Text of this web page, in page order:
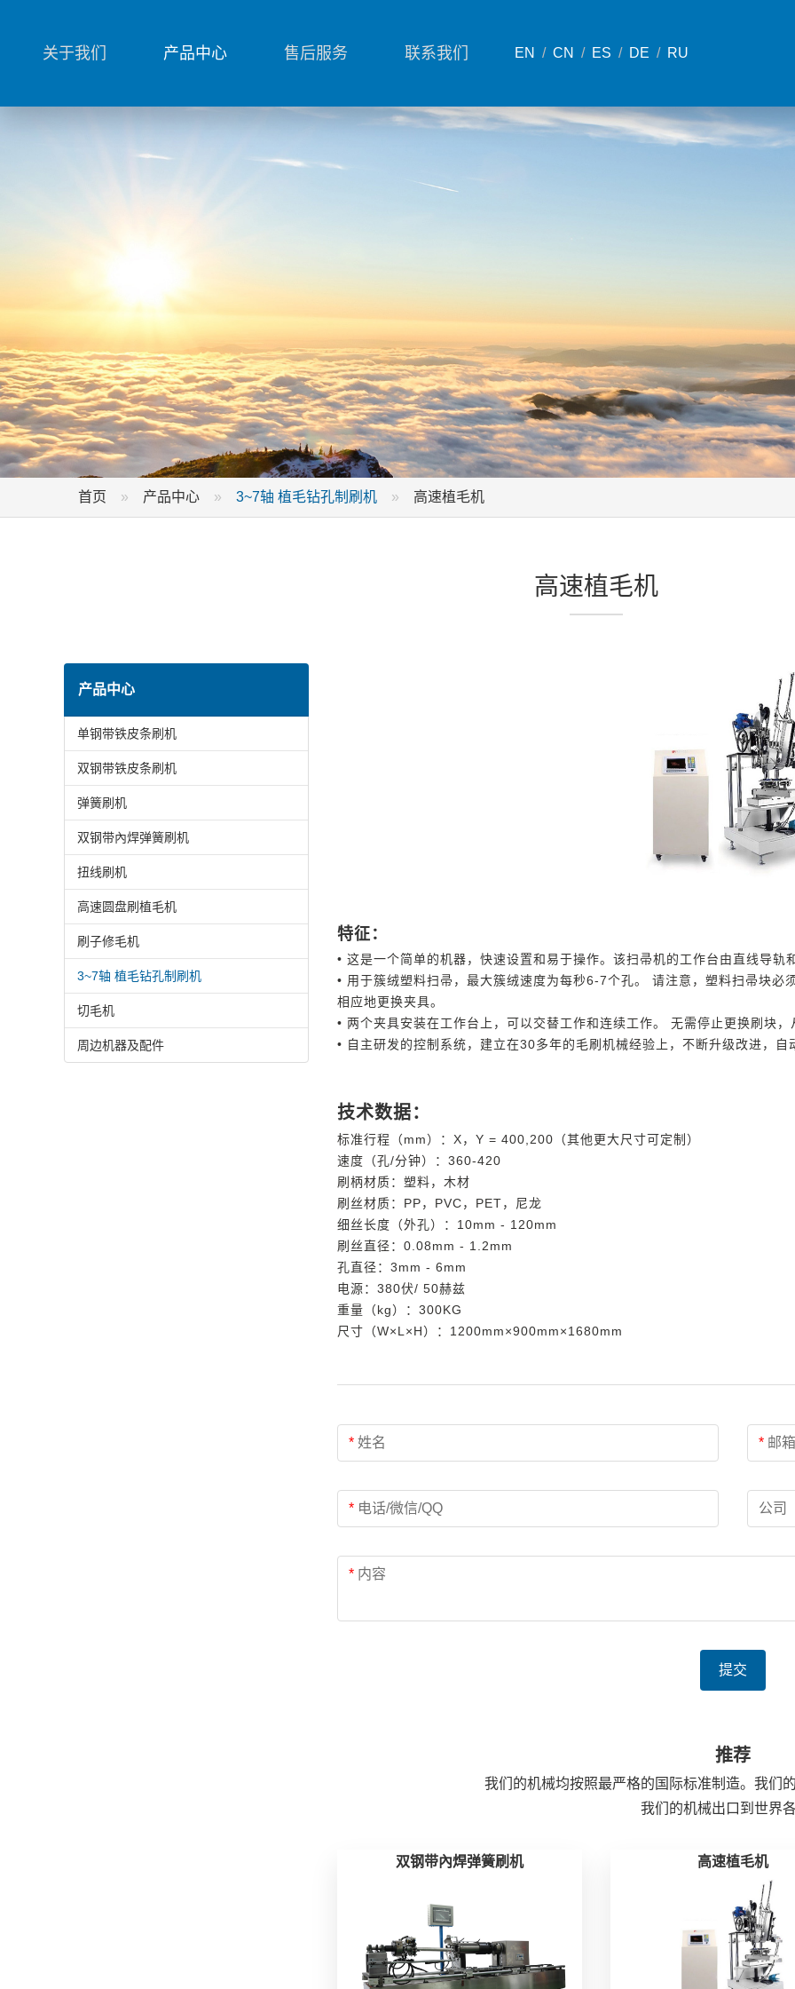
EN / CN / ES / DE / RU
关于我们 产品中心 售后服务 联系我们
首页 产品中心 3~7轴 植毛钻孔制刷机 高速植毛机
高速植毛机
产品中心
单钢带铁皮条刷机
双钢带铁皮条刷机
弹簧刷机
双钢带內焊弹簧刷机
扭线刷机
高速圆盘刷植毛机
刷子修毛机
3~7轴 植毛钻孔制刷机
切毛机
周边机器及配件
特征：
• 这是一个简单的机器，快速设置和易于操作。该扫帚机的工作台由直线导
• 用于簇绒塑料扫帚，最大簇绒速度为每秒6-7个孔。 请注意，塑料扫帚块
相应地更换夹具。
• 两个夹具安装在工作台上，可以交替工作和连续工作。 无需停止更换刷块
• 自主研发的控制系统，建立在30多年的毛刷机械经验上，不断升级改进，
技术数据：
标准行程（mm）：X，Y = 400,200（其他更大尺寸可定制）
速度（孔/分钟）：360-420
刷柄材质：塑料，木材
刷丝材质：PP，PVC，PET，尼龙
细丝长度（外孔）：10mm - 120mm
刷丝直径：0.08mm - 1.2mm
孔直径：3mm - 6mm
电源：380伏/ 50赫兹
重量（kg）：300KG
尺寸（W×L×H）：1200mm×900mm×1680mm
* 姓名 * 邮箱
* 电话/微信/QQ 公司
* 内容
提交
推荐
我们的机械均按照最严格的国际标准制造。我们
我们的机械出口到世界
双钢带內焊弹簧刷机 高速植毛机